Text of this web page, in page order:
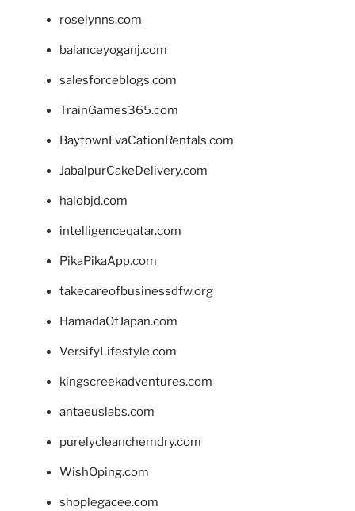
roselynns.com
balanceyoganj.com
salesforceblogs.com
TrainGames365.com
BaytownEvaCationRentals.com
JabalpurCakeDelivery.com
halobjd.com
intelligenceqatar.com
PikaPikaApp.com
takecareofbusinessdfw.org
HamadaOfJapan.com
VersifyLifestyle.com
kingscreekadventures.com
antaeuslabs.com
purelycleanchemdry.com
WishOping.com
shoplegacee.com